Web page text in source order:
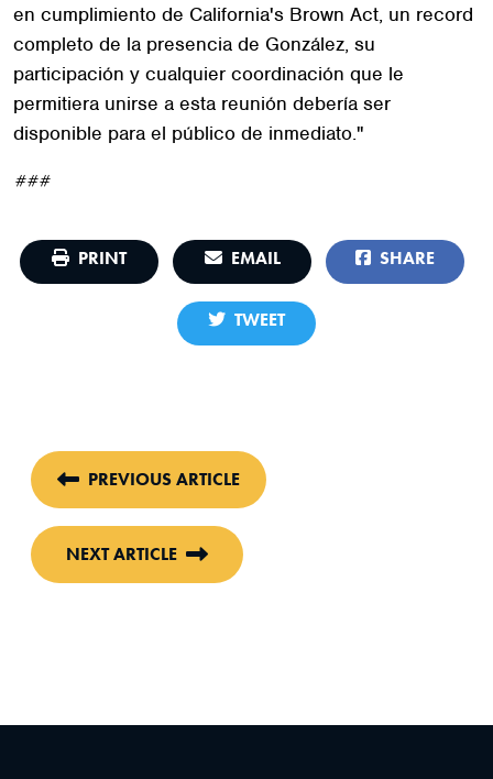
en cumplimiento de California's Brown Act, un record
completo de la presencia de González, su
participación y cualquier coordinación que le
permitiera unirse a esta reunión debería ser
disponible para el público de inmediato."
###
PRINT EMAIL SHARE
TWEET
PREVIOUS ARTICLE
NEXT ARTICLE